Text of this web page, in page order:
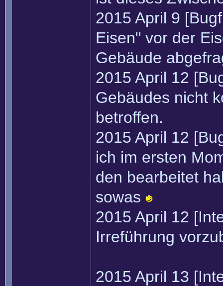
2015 April 9
Eisen" vor der
Gebäude
2015 April 12
Gebäudes nicht
betroffen.
2015 April 12
ich im ersten
den bearbeitet
sowas
2015 April 12
Irreführung
2015 April 13